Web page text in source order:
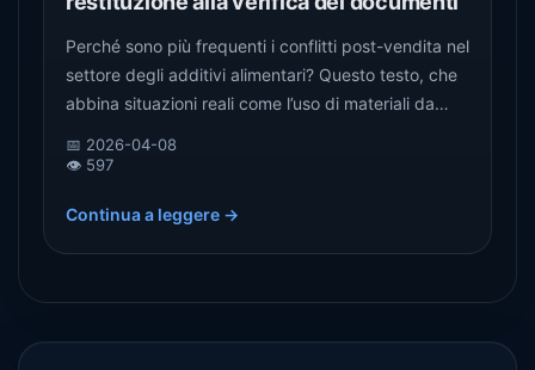
Perché sono più frequenti i conflitti post-vendita nel
settore degli additivi alimentari? Questo testo, che
abbina situazioni reali come l’uso di materiali da
autenticità, la restituzione dei beni, la difficoltà
dell’industria e i rischi e spiega perché la verifica
📅 2026-04-08
👁️ 597
Continua a leggere →